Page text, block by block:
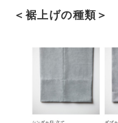
＜裾上げの種類＞